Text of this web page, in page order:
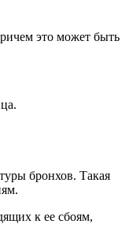
это может быть
бронхов. Такая
к ее сбоям,